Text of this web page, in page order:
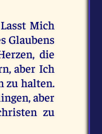
Mich
Glaubens
die
aber Ich
zu halten.
aber
zu